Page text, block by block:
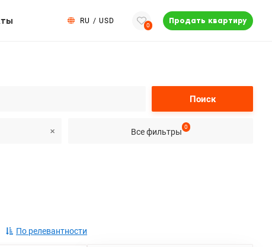
RU / USD
0
Продать квартиру
Поиск
Все фильтры
0
По релевантности